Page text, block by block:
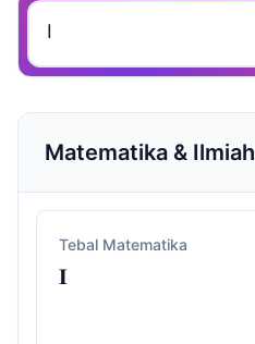
Matematika & Ilmiah
Tebal Matematika
𝐈